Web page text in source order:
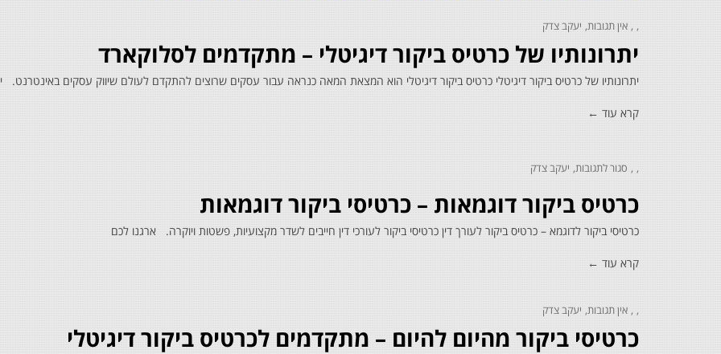
אין תגובות יעקב צדק
יתרונותיו של כרטיס ביקור דיגיטלי – מתקדמים לסלוקארד
יתרונותיו של כרטיס ביקור דיגיטלי כרטיס ביקור דיגיטלי הוא המצאת המאה כנראה עבור עסקים שרוצים להתקדם לעולם שיווק עסקים באינטרנט.
קרא עוד ←
סגור לתגובות
על
ביקור
דוגמאות
–
כרטיסי
יעקב צדק
כרטיס ביקור דוגמאות – כרטיסי ביקור דוגמאות
כרטיסי ביקור לדוגמא – כרטיס ביקור לעורך דין כרטיסי ביקור לעורכי דין חייבים לשדר מקצועיות, פשטות ויוקרה. ארגנו לכם
קרא עוד ←
אין תגובות יעקב צדק
כרטיסי ביקור מהיום להיום – מתקדמים לכרטיס ביקור דיגיטלי